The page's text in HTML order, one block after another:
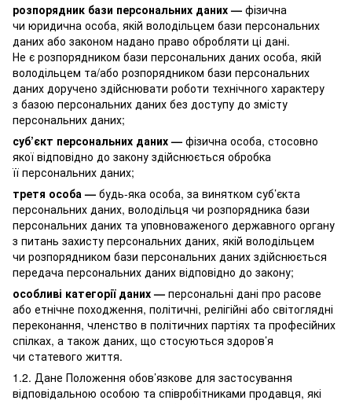
розпорядник бази персональних даних — фізична
чи юридична особа, якій володільцем бази персональних
даних або законом надано право обробляти ці дані.
Не є розпорядником бази персональних даних особа, якій
володільцем та/або розпорядником бази персональних
даних доручено здійснювати роботи технічного характеру
з базою персональних даних без доступу до змісту
персональних даних;
суб’єкт персональних даних — фізична особа, стосовно
якої відповідно до закону здійснюється обробка
її персональних даних;
третя особа — будь-яка особа, за винятком суб’єкта
персональних даних, володільця чи розпорядника бази
персональних даних та уповноваженого державного органу
з питань захисту персональних даних, якій володільцем
чи розпорядником бази персональних даних здійснюється
передача персональних даних відповідно до закону;
особливі категорії даних — персональні дані про расове
або етнічне походження, політичні, релігійні або світоглядні
переконання, членство в політичних партіях та професійних
спілках, а також даних, що стосуються здоров’я
чи статевого життя.
1.2. Дане Положення обов’язкове для застосування
відповідальною особою та співробітниками продавця, які